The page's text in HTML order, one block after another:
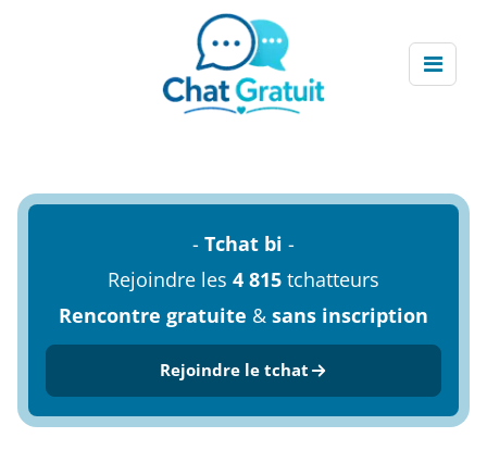
- Tchat bi -
Rejoindre les 4 815 tchatteurs
Rencontre gratuite & sans inscription
Rejoindre le tchat